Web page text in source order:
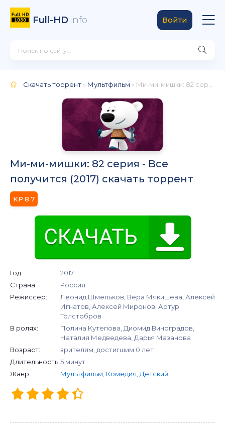
Full-HD.info Войти
Скачать торрент » Мультфильм » Ми-ми-мишки: 82 серия - Все получится
Ми-ми-мишки: 82 серия - Все
получится (2017) скачать торрент
8.7
Год:
2017
Страна:
Россия
Режиссер:
Леонид Шмельков, Вера Мякишева, Алексей
Игнатов, Алексей Миронов, Артур
Толстобров
В ролях:
Полина Кутепова, Диомид Виноградов,
Наталия Медведева, Дарья Мазанова
Возраст:
зрителям, достигшим 0 лет
Длительность:5 минут
Жанр:
Мультфильм Комедия Детский